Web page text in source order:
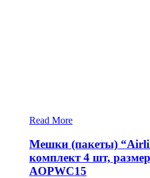
Read More
Мешки (пакеты)
комплект 4 шт,
AOPWC15